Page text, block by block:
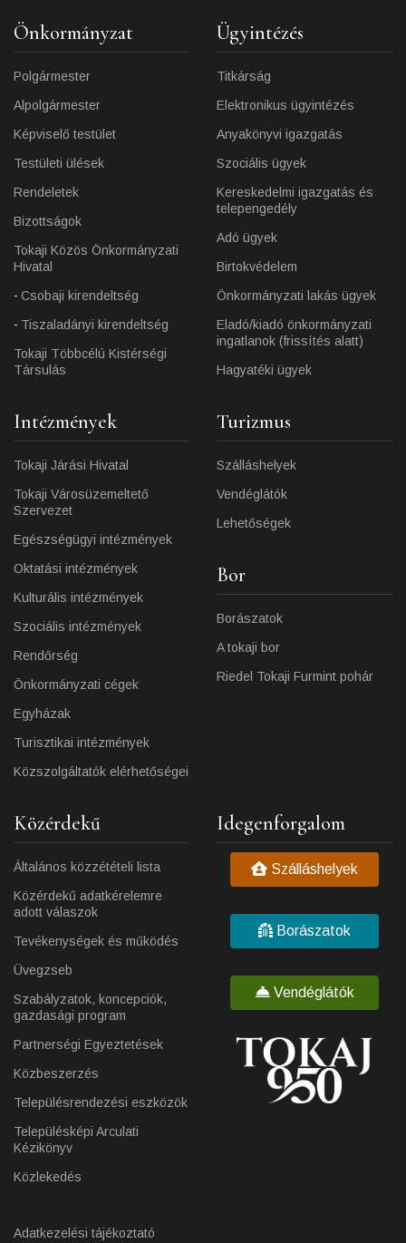
Önkormányzat
Polgármester
Alpolgármester
Képviselő testület
Testületi ülések
Rendeletek
Bizottságok
Tokaji Közös Önkormányzati
Hivatal
Csobaji kirendeltség
Tiszaladányi kirendeltség
Tokaji Többcélú Kistérségi
Társulás
Ügyintézés
Titkárság
Elektronikus ügyintézés
Anyakönyvi igazgatás
Szociális ügyek
Kereskedelmi igazgatás és
telepengedély
Adó ügyek
Birtokvédelem
Önkormányzati lakás ügyek
Eladó/kiadó önkormányzati
ingatlanok (frissítés alatt)
Hagyatéki ügyek
Intézmények
Tokaji Járási Hivatal
Tokaji Városüzemeltető
Szervezet
Egészségügyi intézmények
Oktatási intézmények
Kulturális intézmények
Szociális intézmények
Rendőrség
Önkormányzati cégek
Egyházak
Turisztikai intézmények
Közszolgáltatók elérhetőségei
Turizmus
Szálláshelyek
Vendéglátók
Lehetőségek
Bor
Borászatok
A tokaji bor
Riedel Tokaji Furmint pohár
Közérdekű
Általános közzétételi lista
Közérdekű adatkérelemre
adott válaszok
Tevékenységek és működés
Üvegzseb
Szabályzatok, koncepciók,
gazdasági program
Partnerségi Egyeztetések
Közbeszerzés
Településrendezési eszközök
Településképi Arculati
Kézikönyv
Közlekedés
Adatkezelési tájékoztató
Idegenforgalom
Szálláshelyek
Borászatok
Vendéglátók